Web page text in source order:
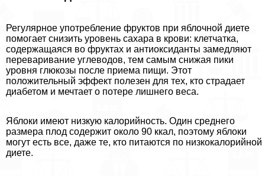
Регулярное употрeбление фруктов при яблочной диете
помогает снизить уровень сахара в крови: клетчатка,
содержащаяся во фруктах и антиоксиданты замедляют
переваривание углеводов, тем самым снижая пики
уровня глюкозы после приема пищи. Этот
положительный эффект полезен для тех, кто страдает
диабетом и мечтает о потере лишнего веса.
Яблоки имеют низкую калорийность. Один среднего
размера плод содержит около 90 ккал, поэтому яблоки
могут есть все, даже те, кто питаются по низкокалорийной
диете.